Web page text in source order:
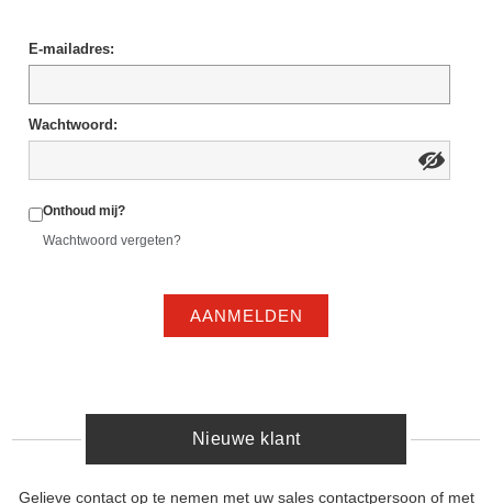
E-mailadres:
Wachtwoord:
Onthoud mij?
Wachtwoord vergeten?
AANMELDEN
Nieuwe klant
Gelieve contact op te nemen met uw sales contactpersoon of met